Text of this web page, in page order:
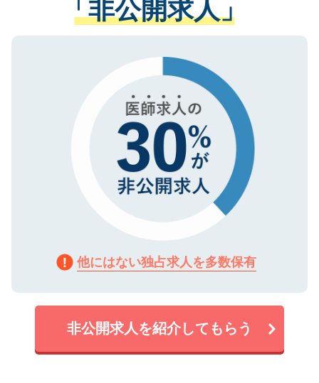
る、プライバシーマークを取得済みです。
で、機密保持に関してもご安心ください。
させていただきます。すぐにご転職をされ
ない方には、長期的なサポートが可能です
ので、まずはご登録ください。
「非公開求人」
他にはない独占求人を多数保有
非公開求人を紹介してもらう